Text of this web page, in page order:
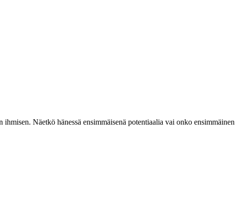
Näetkö hänessä ensimmäisenä potentiaalia vai onko ensimmäinen